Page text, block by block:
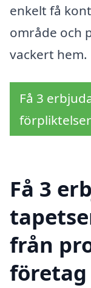
enkelt få
område och
vackert hem.
Få 3
förpliktelser
Få 3
från
företag